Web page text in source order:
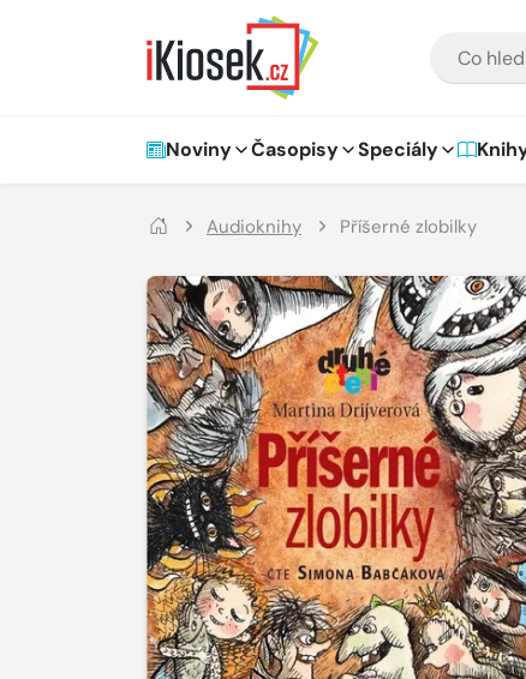
Hlavní navigace
Noviny Časopisy Speciály
Audioknihy Příšerné zlobilky